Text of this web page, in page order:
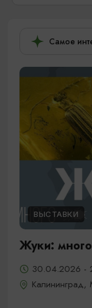
Самое
ВЫСТАВКИ
Жуки:
30.04.2026 -
Калининград,